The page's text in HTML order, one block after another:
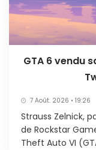
GTA 6 vendu
7 Août. 2026 • 19:26
Strauss Zelnick,
de Rockstar
Theft Auto VI